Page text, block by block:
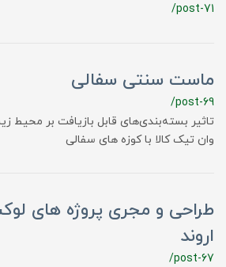
/post-71
ماست سنتی سفالی
/post-69
تاثیر بسته‌بندی‌های قابل بازیافت بر محیط
وان تیک کالا با کوزه های سفالی
طراحی و مجری پروژه های
اروند
/post-67